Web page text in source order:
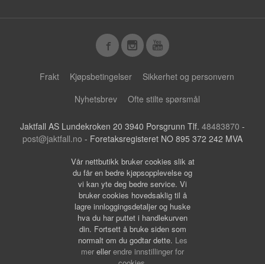
Frakt Kjøpsbetingelser
Sikkerhet og personvern
Nyhetsbrev
Ofte stilte spørsmål
Jaktfall AS Lundekroken 20 3940 Porsgrunn Tlf. 48483870 -
post@jaktfall.no - Foretaksregisteret NO 895 372 242 MVA
Vår nettbutikk bruker cookies slik at
du får en bedre kjøpsopplevelse og
vi kan yte deg bedre service. Vi
bruker cookies hovedsaklig til å
lagre innloggingsdetaljer og huske
hva du har puttet i handlekurven
din. Fortsett å bruke siden som
normalt om du godtar dette. Les
mer ellerendre innstillinger for